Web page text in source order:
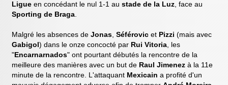
Ligueen concédant le nul 1-1 austade de la Luz, face au
Sporting de Braga.
Malgré les absences deJonas,Séférovicet Pizzi(mais avec
Gabigol) dans le onze concocté par Rui Vitoria, les
"Encarnarnados" ont pourtant débutés la rencontre de la
meilleure des manières avec un but de Raul Jimenez à la 11e
minute de la rencontre. L'attaquant Mexicaina profité d'un